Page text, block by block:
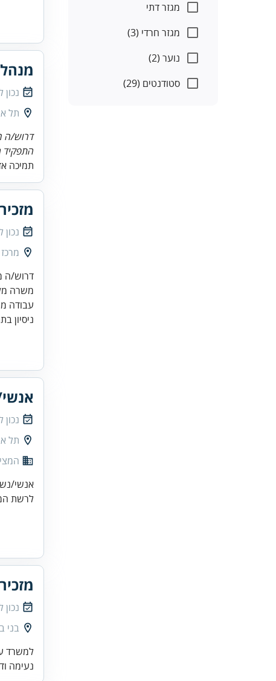
מגזר דתי
מגזר חרדי (3)
נוער (2)
סטודנטים (29)
תל
דרוש/ה
התפקיד
תמיכה
מרכז
עבודה
ניסיון
תל
אנשי/נשות
לרשת
בני
נעימה